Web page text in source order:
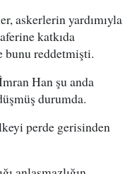
askerlerin yardımıyla
katkıda
bunu reddetmişti.
Han şu anda
durumda.
perde gerisinden